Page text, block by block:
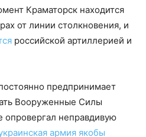
Краматорск находится
от линии столкновения, и
российской артиллерией и
предпринимает
Вооруженные Силы
опровергал неправдивую
армия якобы